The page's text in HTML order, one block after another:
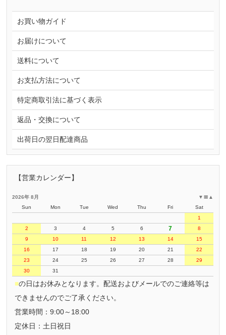
お買い物ガイド
お届けについて
送料について
お支払方法について
特定商取引法に基づく表示
返品・交換について
出荷日の翌日配達商品
【営業カレンダー】
▲
〓
▼
2026年 8月
Sun
Mon Tue Wed Thu Fri
Sat
1
2
3 4 5 6 7
8
9
10 11 12 13 14
15
16
17 18 19 20 21
22
23
24 25 26 27 28
29
30
31
■の日はお休みとなります。配送およびメールでのご連絡等は
できませんのでご了承ください。
営業時間：9:00～18:00
定休日：土日祝日